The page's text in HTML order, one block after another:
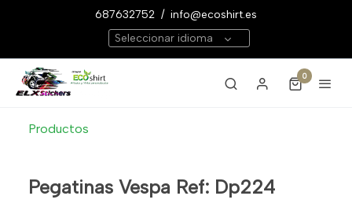
687632752 / info@ecoshirt.es
Seleccionar idioma
0
Productos
Pegatinas Vespa Ref: Dp224